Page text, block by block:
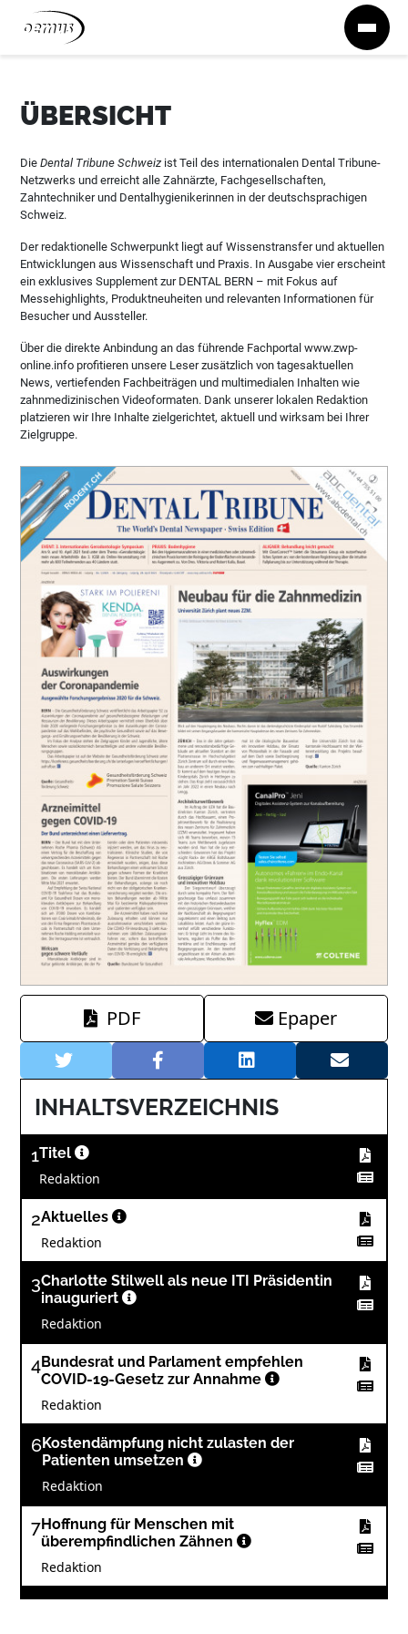
Zum Inhalt springen
ÜBERSICHT
DieDental Tribune Schweiz ist Teil des internationalen Dental Tribune-
Netzwerks und erreicht alle Zahnärzte, Fachgesellschaften,
Zahntechniker und Dentalhygienikerinnen in der deutschsprachigen
Schweiz.
Der redaktionelle Schwerpunkt liegt auf Wissenstransfer und aktuellen
Entwicklungen aus Wissenschaft und Praxis. In Ausgabe vier erscheint
ein exklusives Supplement zur DENTAL BERN – mit Fokus auf
Messehighlights, Produktneuheiten und relevanten Informationen für
Besucher und Aussteller.
Über die direkte Anbindung an das führende Fachportal www.zwp-
online.info profitieren unsere Leser zusätzlich von tagesaktuellen
News, vertiefenden Fachbeiträgen und multimedialen Inhalten wie
zahnmedizinischen Videoformaten. Dank unserer lokalen Redaktion
platzieren wir Ihre Inhalte zielgerichtet, aktuell und wirksam bei Ihrer
Zielgruppe.
PDF Epaper
INHALTSVERZEICHNIS
1Titel
Redaktion
2Aktuelles
Redaktion
3Charlotte Stilwell als neue ITI Präsidentin
inauguriert
Redaktion
4Bundesrat und Parlament empfehlen
COVID-19-Gesetz zur Annahme
Redaktion
6Kostendämpfung nicht zulasten der
Patienten umsetzen
Redaktion
7Hoffnung für Menschen mit
überempfindlichen Zähnen
Redaktion